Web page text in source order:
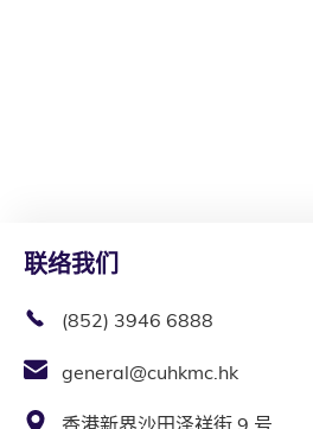
联络我们
(852) 3946 6888
general@cuhkmc.hk
香港新界沙田泽祥街 9 号